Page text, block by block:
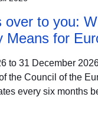
over to you:
Means for
to 31 December
the Council of the
every six months